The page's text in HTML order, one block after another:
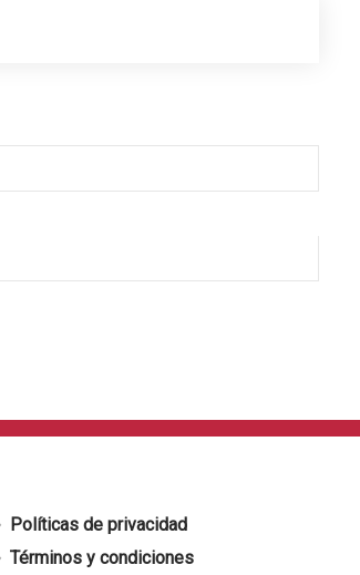
Políticas de privacidad
Términos y condiciones